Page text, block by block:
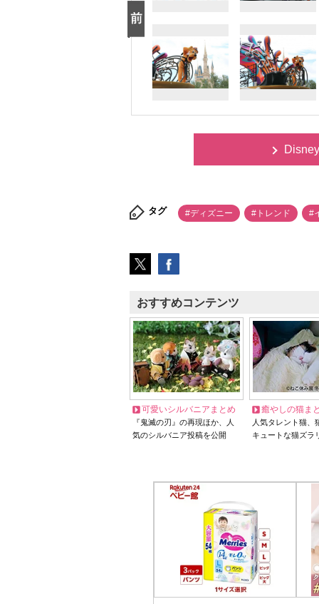
タグ #ディズニー #トレンド #
おすすめコンテンツ
可愛いシルバニアまとめ
『鬼滅の刃』の再現ほか、人
気のシルバニア投稿を公開
癒やしの猫ま
人気タレント猫
キュートな猫ズラ